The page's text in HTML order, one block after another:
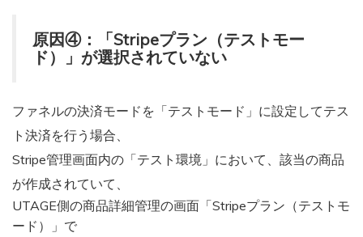
原因④：「Stripeプラン（テストモー
ド）」が選択されていない
ファネルの決済モードを「テストモード」に設定してテス
ト決済を行う場合、
Stripe管理画面内の「テスト環境」において、該当の商品
が作成されていて、
UTAGE側の商品詳細管理の画面「Stripeプラン（テストモ
ード）」で